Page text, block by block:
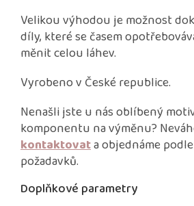
Velikou výhodou je možnost
díly, které se časem
měnit celou láhev.
Vyrobeno v České republice.
Nenašli jste u nás oblíbený
komponentu na výměnu?
kontaktovata objednáme
požadavků.
Doplňkové parametry